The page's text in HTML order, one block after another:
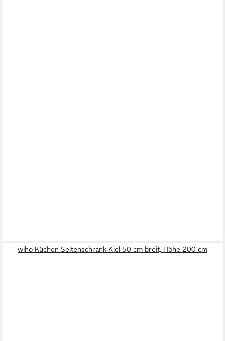
wiho Küchen Seitenschrank Kiel 50 cm breit, Höhe 200 cm